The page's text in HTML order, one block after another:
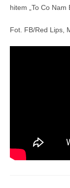
hitem „To Co Nam
Fot. FB/Red Lips,